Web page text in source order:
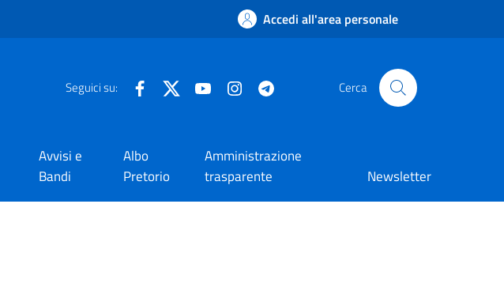
Accedi all'area personale
Seguici su: FacebookTwitter YouTube Instagram Cerca
Avvisi e
Bandi
Albo
Pretorio
Amministrazione
trasparente
Newsletter